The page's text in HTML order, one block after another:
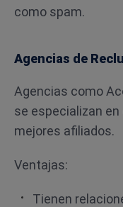
como spam.
Agencias de
Agencias como
se especializan
mejores afiliados.
Ventajas:
Tienen